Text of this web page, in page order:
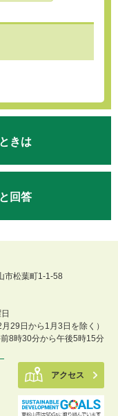
きは
回答
松葉町1-1-58
月29日から1月3日を除く）
8時30分から午後5時15分
アクセス